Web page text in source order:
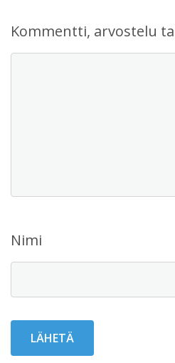
Kommentti, arvostelu
Nimi